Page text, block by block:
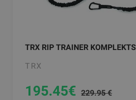
TRX RIP TRAINER KOMPLEKTS
TRX
195.45€ 229.95 €